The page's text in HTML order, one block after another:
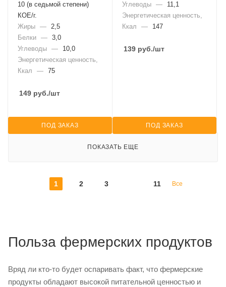
10 (в седьмой степени)
КОЕ/г.
Жиры — 2,5
Белки — 3,0
Углеводы —
10,0
Энергетическая ценность,
Ккал
— 75
149 руб./шт
ПОД ЗАКАЗ
Углеводы —
11,1
Энергетическая ценность,
Ккал
— 147
139 руб./шт
ПОД ЗАКАЗ
ПОКАЗАТЬ ЕЩЕ
1 2 3 11 Все
Польза фермерских продуктов
Вряд ли кто-то будет оспаривать факт, что фермерские
продукты обладают высокой питательной ценностью и